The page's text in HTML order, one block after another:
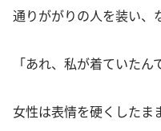
通りががりの人を装い、
「あれ、私が着ていたん
女性は表情を硬くしたま